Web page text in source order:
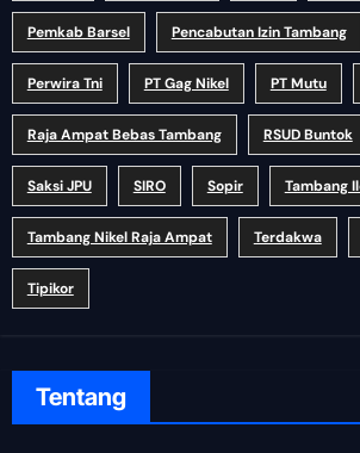
Pemkab Barsel Pencabutan Izin Tambang
Perwira Tni PT Gag Nikel PT Mutu
Raja Ampat Bebas Tambang RSUD Buntok
Saksi JPU SIRO Sopir Tambang
Tambang Nikel Raja Ampat Terdakwa
Tipikor
Tentang